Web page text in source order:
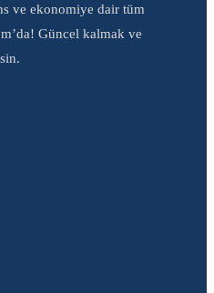
ve ekonomiye dair tüm
Güncel kalmak ve